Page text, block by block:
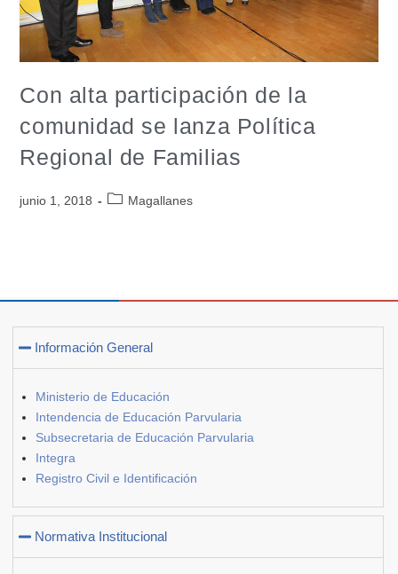
Con alta participación de la
comunidad se lanza Política
Regional de Familias
junio 1, 2018 Magallanes
Información General
Ministerio de Educación
Intendencia de Educación Parvularia
Subsecretaria de Educación Parvularia
Integra
Registro Civil e Identificación
Normativa Institucional